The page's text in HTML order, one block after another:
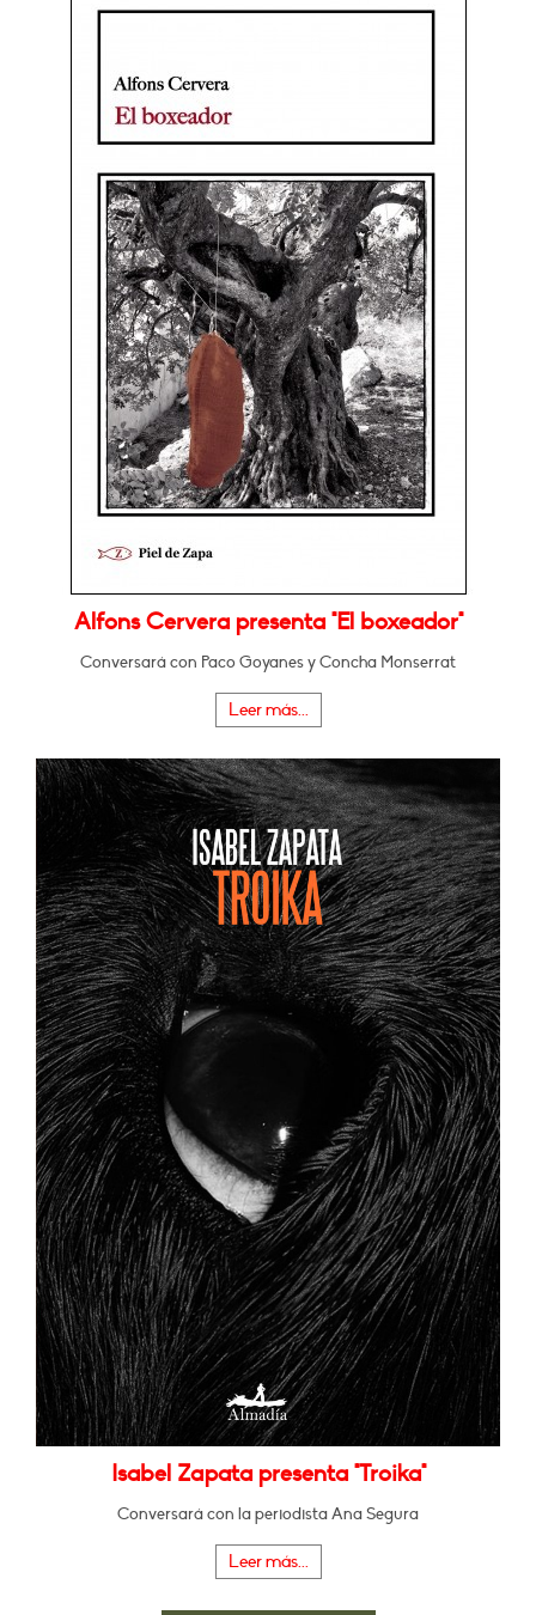
Alfons Cervera presenta "El boxeador"
Conversará con Paco Goyanes y Concha Monserrat
Leer más...
Isabel Zapata presenta "Troika"
Conversará con la periodista Ana Segura
Leer más...